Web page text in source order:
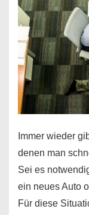
klar!
Immer wieder
denen man
Sei es
ein neues Auto
Für diese